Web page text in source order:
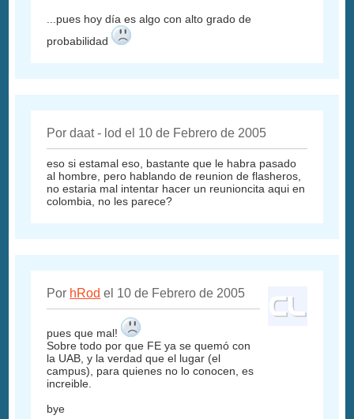
...pues hoy día es algo con alto grado de
probabilidad
Por daat - lod el 10 de Febrero de 2005
eso si estamal eso, bastante que le habra pasado
al hombre, pero hablando de reunion de flasheros,
no estaria mal intentar hacer un reunioncita aqui en
colombia, no les parece?
Por hRod el 10 de Febrero de 2005
pues que mal!
Sobre todo por que FE ya se quemó con
la UAB, y la verdad que el lugar (el
campus), para quienes no lo conocen, es
increible.
bye